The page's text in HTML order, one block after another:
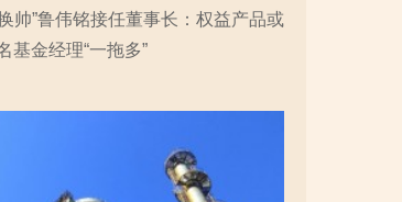
帅”鲁伟铭接任董事长：权益产品或
基金经理“一拖多”